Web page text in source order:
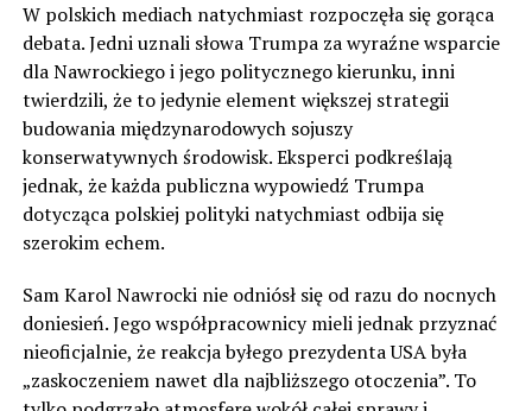
W polskich mediach natychmiast rozpoczęła się gorąca
debata. Jedni uznali słowa Trumpa za wyraźne wsparcie
dla Nawrockiego i jego politycznego kierunku, inni
twierdzili, że to jedynie element większej strategii
budowania międzynarodowych sojuszy
konserwatywnych środowisk. Eksperci podkreślają
jednak, że każda publiczna wypowiedź Trumpa
dotycząca polskiej polityki natychmiast odbija się
szerokim echem.
Sam Karol Nawrocki nie odniósł się od razu do nocnych
doniesień. Jego współpracownicy mieli jednak przyznać
nieoficjalnie, że reakcja byłego prezydenta USA była
„zaskoczeniem nawet dla najbliższego otoczenia”. To